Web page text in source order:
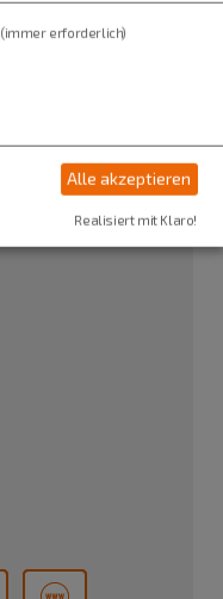
(immer erforderlich)
Alle akzeptieren
Realisiert mit Klaro!